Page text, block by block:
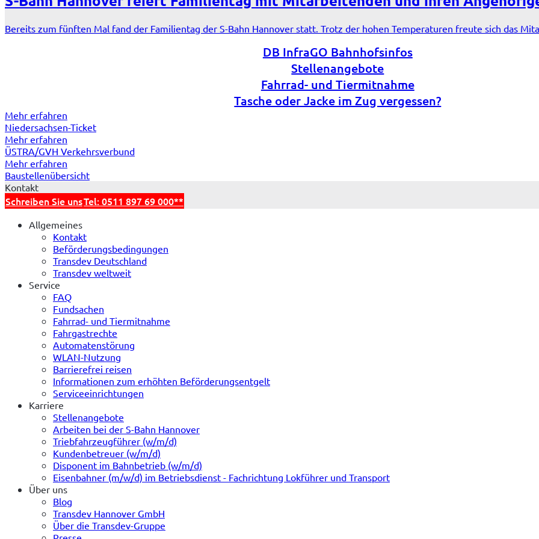
Bereits zum fünften Mal fand der Familientag der S-Bahn Hannover statt. Trotz der hohen Temperaturen freute sich das
DB InfraGO Bahnhofsinfos
Stellenangebote
Fahrrad- und Tiermitnahme
Tasche oder Jacke im Zug vergessen?
Mehr erfahren
Niedersachsen-Ticket
Mehr erfahren
DE-Ticket
Mehr erfahren
ÜSTRA/GVH Verkehrsverbund
Mehr erfahren
Baustellenübersicht
Kontakt
Schreiben Sie unsTel: 0511 897 69 000**
Allgemeines
Kontakt
Beförderungsbedingungen
Transdev Deutschland
Transdev weltweit
Service
FAQ
Fundsachen
Fahrrad- und Tiermitnahme
Fahrgastrechte
Automatenstörung
WLAN-Nutzung
Barrierefrei reisen
Informationen zum erhöhten Beförderungsentgelt
Serviceeinrichtungen
Karriere
Stellenangebote
Arbeiten bei der S-Bahn Hannover
Triebfahrzeugführer (w/m/d)
Kundenbetreuer (w/m/d)
Disponent im Bahnbetrieb (w/m/d)
Eisenbahner (m/w/d) im Betriebsdienst - Fachrichtung Lokführer und Transport
Über uns
Blog
Transdev Hannover GmbH
Über die Transdev-Gruppe